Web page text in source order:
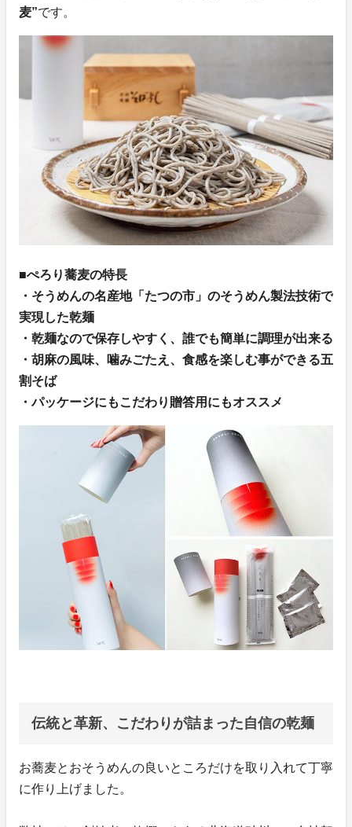
麦”です。
■ぺろり蕎麦の特長
・そうめんの名産地「たつの市」のそうめん製法技術で
実現した乾麺
・乾麺なので保存しやすく、誰でも簡単に調理が出来る
・胡麻の風味、噛みごたえ、食感を楽しむ事ができる五
割そば
・パッケージにもこだわり贈答用にもオススメ
伝統と革新、こだわりが詰まった自信の乾麺
お蕎麦とおそうめんの良いところだけを取り入れて丁寧
に作り上げました。